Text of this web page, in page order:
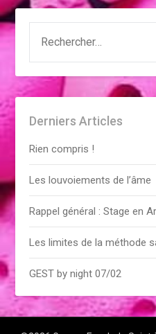
Derniers Articles
Rien compris !
Les louvoiements de l’âme
Rappel général : Stage en
Les limites de la méthode
GEST by night 07/02